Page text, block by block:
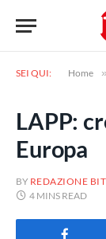
SEI QUI: Home »
LAPP:
Europa
BY REDAZIONE
4 MINS READ